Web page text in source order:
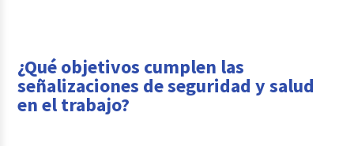
¿Qué objetivos cumplen las
señalizaciones de seguridad y salud
en el trabajo?